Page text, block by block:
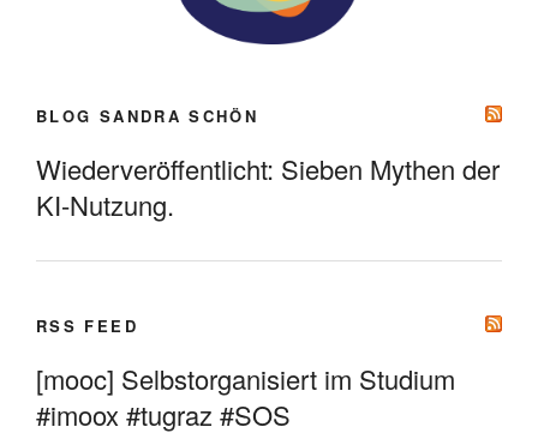
BLOG SANDRA SCHÖN
Wiederveröffentlicht: Sieben Mythen der
KI-Nutzung.
RSS FEED
[mooc] Selbstorganisiert im Studium
#imoox #tugraz #SOS